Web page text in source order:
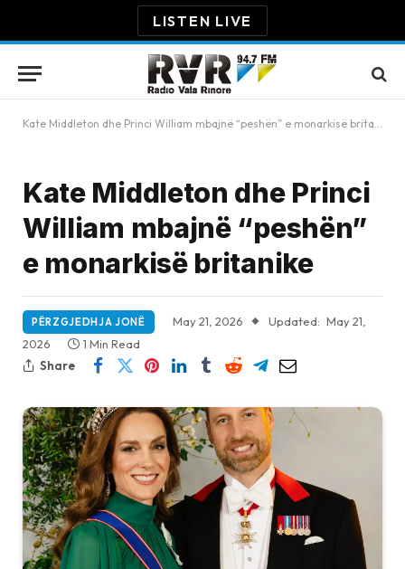
LISTEN LIVE
Kate Middleton dhe Princi William mbajnë “peshën” e monarkisë britanike
Kate Middleton dhe Princi
William mbajnë “peshën”
e monarkisë britanike
PËRZGJEDHJA JONË May 21, 2026 Updated: May 21,
2026
1 Min Read
Share